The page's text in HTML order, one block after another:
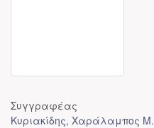
Συγγραφέας
Κυριακίδης, Χαράλαμπος Μ.